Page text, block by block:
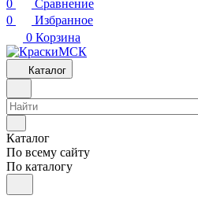
0
Сравнение
0
Избранное
0 Корзина
Каталог
Каталог
По всему сайту
По каталогу